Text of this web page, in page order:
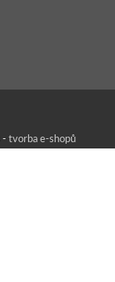
- tvorba e-shopů